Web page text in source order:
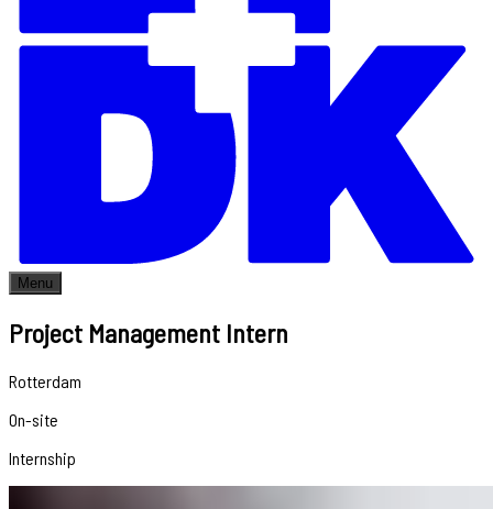
Menu
Project Management Intern
Rotterdam
On-site
Internship